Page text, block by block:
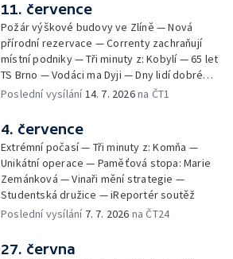
11. července
Požár výškové budovy ve Zlíně — Nová
přírodní rezervace — Correnty zachraňují
místní podniky — Tři minuty z: Kobylí — 65 let
TS Brno — Vodáci ma Dyji — Dny lidí dobré
vůle — iReportéři soutěž
Poslední vysílání14. 7. 2026na ČT1
4. července
Extrémní počasí — Tři minuty z: Komňa —
Unikátní operace — Paměťová stopa: Marie
Zemánková — Vinaři mění strategie —
Studentská družice — iReportér soutěž
Poslední vysílání 7. 7. 2026 na ČT24
27. června